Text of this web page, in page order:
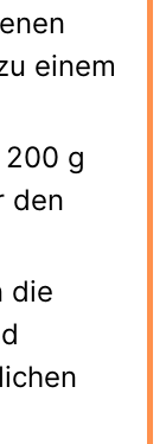
einem
g
den
die